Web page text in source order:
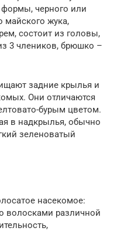
черного или
майского жука,
состоит из головы,
3 члеников, брюшко –
задние крылья и
Они отличаются
бурым цветом.
в надкрылья, обычно
зеленоватый
насекомое:
волосками различной